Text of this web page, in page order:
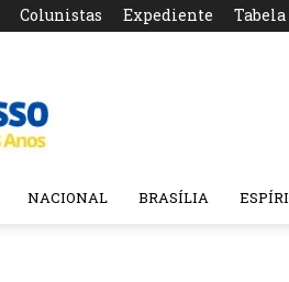
Colunistas Expediente Tabela
NACIONAL BRASÍLIA